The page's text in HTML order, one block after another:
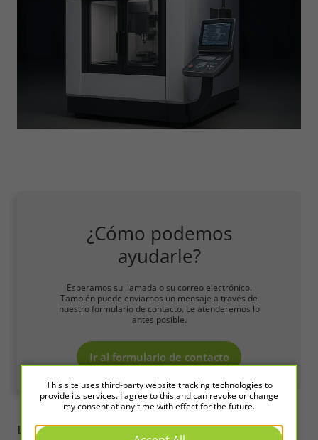
¿Cómo podemos
ayudarle?
Esperamos su llamada o su correo electrónico.
También puede enviarnos un mensaje a través de
nuestro formulario de contacto. Le atenderemos lo
antes posible.
Ir al formulario de contacto
LED2WORKIntelligence in Light
This site uses third-party website tracking technologies to
provide its services. I agree to this and can revoke or change
my consent at any time with effect for the future.